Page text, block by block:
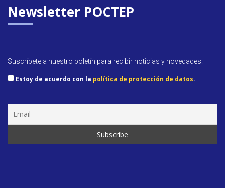
Newsletter POCTEP
Suscríbete a nuestro boletín para recibir noticias y novedades.
Estoy de acuerdo con la política de protección de datos.